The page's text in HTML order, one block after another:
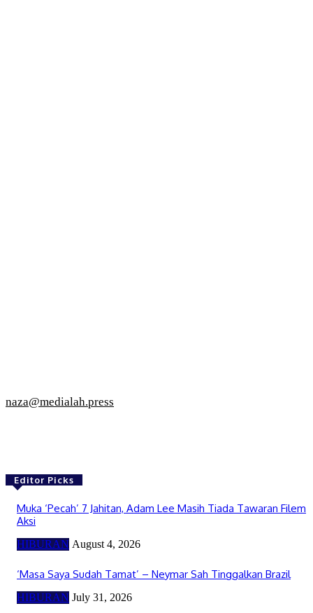
naza@medialah.press
Editor Picks
Muka ‘Pecah’ 7 Jahitan, Adam Lee Masih Tiada Tawaran Filem
Aksi
HIBURAN August 4, 2026
‘Masa Saya Sudah Tamat’ – Neymar Sah Tinggalkan Brazil
HIBURAN July 31, 2026